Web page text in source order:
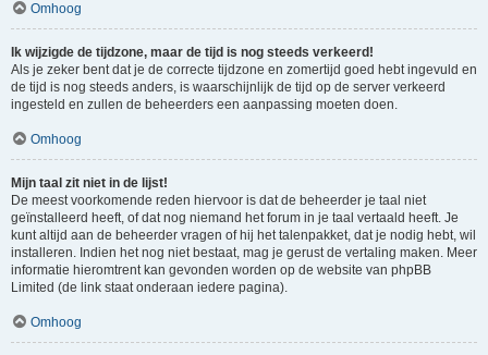
Omhoog
Ik wijzigde de tijdzone, maar de tijd is nog steeds verkeerd!
Als je zeker bent dat je de correcte tijdzone en zomertijd goed hebt ingevuld en
de tijd is nog steeds anders, is waarschijnlijk de tijd op de server verkeerd
ingesteld en zullen de beheerders een aanpassing moeten doen.
Omhoog
Mijn taal zit niet in de lijst!
De meest voorkomende reden hiervoor is dat de beheerder je taal niet
geïnstalleerd heeft, of dat nog niemand het forum in je taal vertaald heeft. Je
kunt altijd aan de beheerder vragen of hij het talenpakket, dat je nodig hebt, wil
installeren. Indien het nog niet bestaat, mag je gerust de vertaling maken. Meer
informatie hieromtrent kan gevonden worden op de website van phpBB
Limited (de link staat onderaan iedere pagina).
Omhoog